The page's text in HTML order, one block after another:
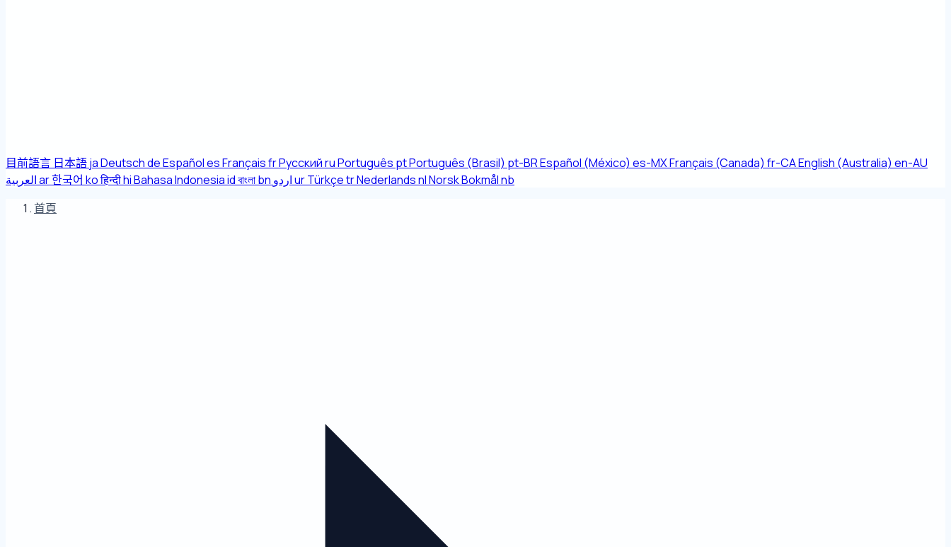
目前語言 日本語jaDeutschdeEspañolesFrançaisfrРусскийruPortuguês ptPortuguês (Brasil) pt-BREspañol (México) es-MXFrançais (Canada) fr-CAEnglish (Australia) en-AU
العربيةar한국어 koहिन्दीhiBahasa Indonesiaidবাংলাbn اردوurTürkçetrNederlandsnlNorsk Bokmålnb
首頁